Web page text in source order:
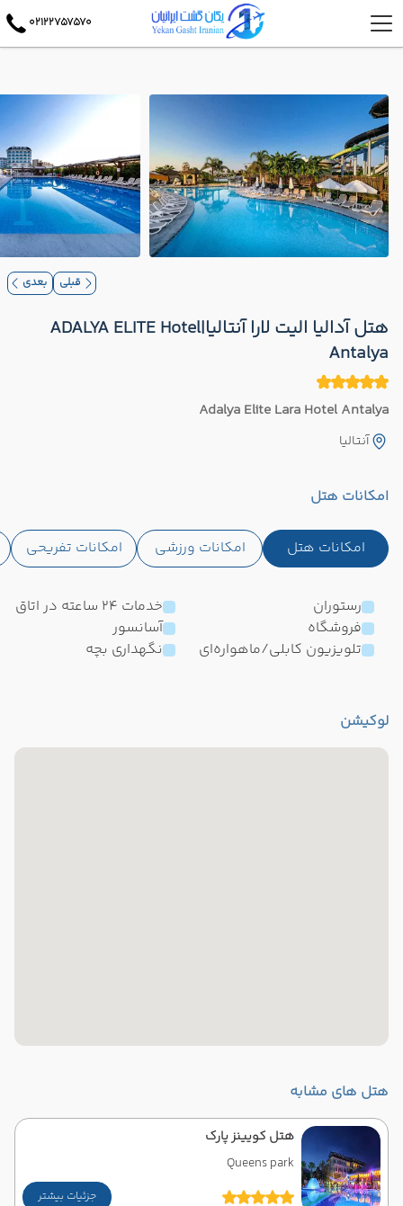
02122757570
قبلی بعدی
هتل آدالیا الیت لارا آنتالیا|ADALYA ELITE Hotel
Antalya
Adalya Elite Lara Hotel Antalya
آنتالیا
امکانات هتل
امکانات هتل امکانات ورزشی امکانات تفریحی
رستوران
فروشگاه
تلویزیون کابلی/ماهواره‌ای
خدمات 24 ساعته در اتاق
آسانسور
نگهداری بچه
لوکیشن
هتل های مشابه
هتل کویینز پارک
Queens park
جزئیات بیشتر